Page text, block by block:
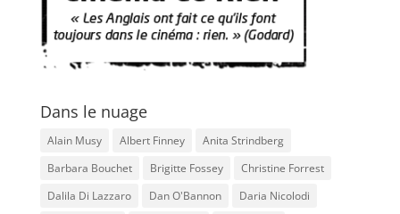
Dans le nuage
Alain Musy Albert Finney
Anita Strindberg
Barbara Bouchet
Brigitte Fossey
Christine Forrest
Dalila Di Lazzaro
Dan O'Bannon
Daria Nicolodi